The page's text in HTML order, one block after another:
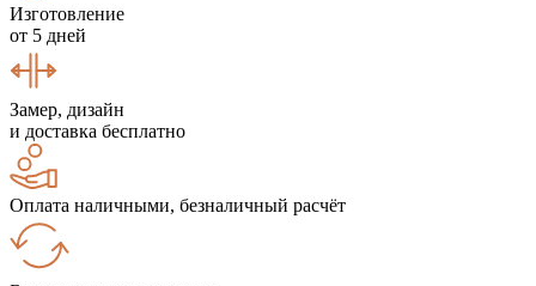
Изготовление
от 5 дней
Замер, дизайн
и доставка бесплатно
Оплата наличными, безналичный расчёт